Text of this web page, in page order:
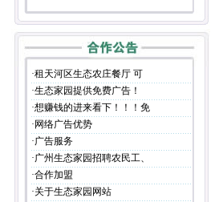
·租天河区生态农庄餐厅 可
·生态家园提供免费广告！
·想赚钱的进来看下！！！免
· 网络广告优势
·广告服务
·广州生态家园招聘农民工、
·合作加盟
·关于生态家园网站